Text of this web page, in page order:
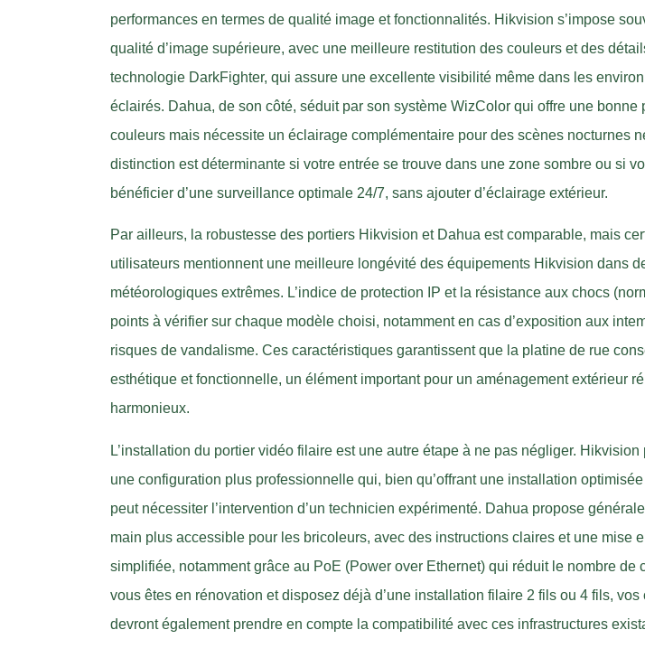
performances en termes de qualité image et fonctionnalités. Hikvision s’impose
qualité d’image supérieure, avec une meilleure restitution des couleurs et des
technologie DarkFighter, qui assure une excellente visibilité même dans les
éclairés. Dahua, de son côté, séduit par son système WizColor qui offre une bonne
couleurs mais nécessite un éclairage complémentaire pour des scènes nocturnes
distinction est déterminante si votre entrée se trouve dans une zone sombre ou si
bénéficier d’une surveillance optimale 24/7, sans ajouter d’éclairage extérieur.
Par ailleurs, la robustesse des portiers Hikvision et Dahua est comparable, mais
utilisateurs mentionnent une meilleure longévité des équipements Hikvision dans
météorologiques extrêmes. L’indice de protection IP et la résistance aux chocs
points à vérifier sur chaque modèle choisi, notamment en cas d’exposition aux
risques de vandalisme. Ces caractéristiques garantissent que la platine de rue
esthétique et fonctionnelle, un élément important pour un aménagement extérieur
harmonieux.
L’installation du portier vidéo filaire est une autre étape à ne pas négliger.
une configuration plus professionnelle qui, bien qu’offrant une installation
peut nécessiter l’intervention d’un technicien expérimenté. Dahua propose
main plus accessible pour les bricoleurs, avec des instructions claires et une mise
simplifiée, notamment grâce au PoE (Power over Ethernet) qui réduit le nombre de
vous êtes en rénovation et disposez déjà d’une installation filaire 2 fils ou 4 fils,
devront également prendre en compte la compatibilité avec ces infrastructures